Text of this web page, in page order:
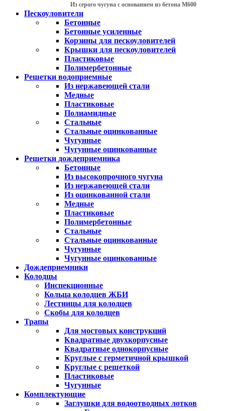
Из серого чугуна с основанием из бетона М600
Пескоуловители
Бетонные
Бетонные усиленные
Корзины для пескоуловителей
Крышки для пескоуловителей
Пластиковые
Полимербетонные
Решетки водоприемные
Из нержавеющей стали
Медные
Пластиковые
Полиамидные
Стальные
Стальные оцинкованные
Чугунные
Чугунные оцинкованные
Решетки дождеприемника
Бетонные
Из высокопрочного чугуна
Из нержавеющей стали
Из оцинкованной стали
Медные
Пластиковые
Полимербетонные
Стальные
Стальные оцинкованные
Чугунные
Чугунные оцинкованные
Дождеприемники
Колодцы
Инспекционные
Кольца колодцев ЖБИ
Лестницы для колодцев
Скобы для колодцев
Трапы
Для мостовых конструкций
Квадратные двухкорпусные
Квадратные однокорпусные
Круглые с герметичной крышкой
Круглые с решеткой
Пластиковые
Чугунные
Комплектующие
Заглушки для водоотводных лотков